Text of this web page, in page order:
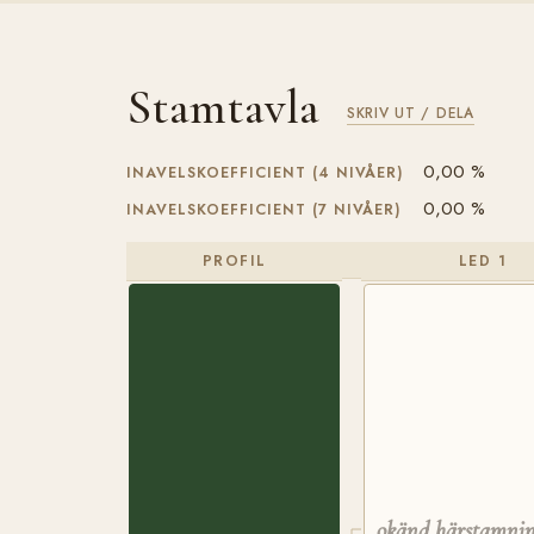
Stamtavla SKRIV UT / DELA
INAVELSKOEFFICIENT (4 NIVÅER) 0,00 %
INAVELSKOEFFICIENT (7 NIVÅER) 0,00 %
PROFIL LED 1